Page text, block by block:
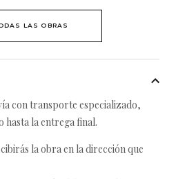
LAS OBRAS
con transporte especializado,
hasta la entrega final.
la obra en la dirección que